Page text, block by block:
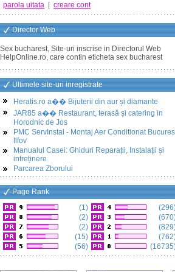
parola uitata creare cont
Director Web
Sex bucharest, Site-uri inscrise in Directorul Web
HelpOnline.ro, care contin eticheta sex bucharest
Ultimele site-uri inregistrate
Heratis.ro a�� Bijuterii din aur și diamante
JAR85 a�� Restaurant, terasă și catering in
Horodnic de Jos
PMC ServInstal - Montaj Aer Conditionat
Ilfov
Manualul Casei: Ghiduri Reparații, Instalații și
intreținere
Parcarea Zborului
Page Rank
(1)
(2)
(2)
(15)
(56)